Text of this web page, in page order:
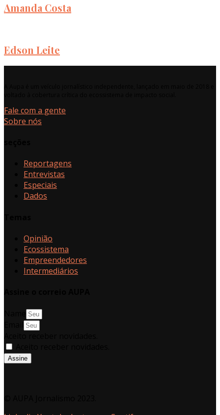
Amanda Costa
Edson Leite
Fale com a gente
Sobre nós
Reportagens
Entrevistas
Especiais
Dados
Opinião
Ecossistema
Empreendedores
Intermediários
Assine